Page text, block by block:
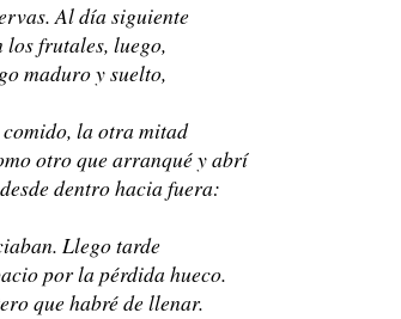
Al día siguiente
los frutales, luego,
maduro y suelto,
la otra mitad
otro que arranqué y abrí
dentro hacia fuera:
Llego tarde
por la pérdida hueco.
que habré de llenar.